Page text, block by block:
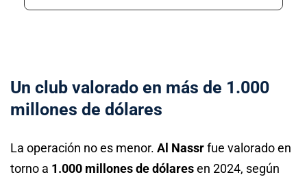
Un club valorado en más de 1.000
millones de dólares
La operación no es menor. Al Nassrfue valorado en
torno a 1.000 millones de dólaresen 2024, según